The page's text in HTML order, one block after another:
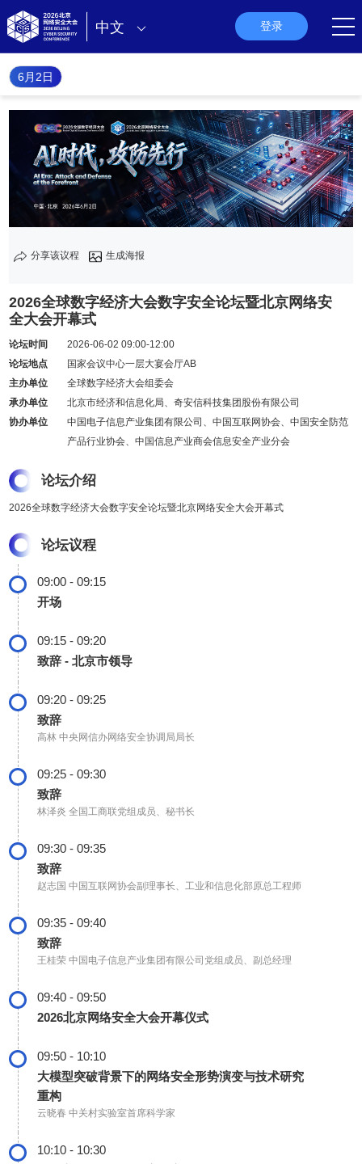
中文 登录
6月2日
分享该议程 生成海报
2026全球数字经济大会数字安全论坛暨北京网络安
全大会开幕式
论坛时间
2026-06-02 09:00-12:00
论坛地点
国家会议中心一层大宴会厅AB
主办单位
全球数字经济大会组委会
承办单位
北京市经济和信息化局、奇安信科技集团股份有限公司
协办单位
中国电子信息产业集团有限公司、中国互联网协会、中国安全防范
产品行业协会、中国信息产业商会信息安全产业分会
论坛介绍
2026全球数字经济大会数字安全论坛暨北京网络安全大会开幕式
论坛议程
09:00 - 09:15
开场
09:15 - 09:20
致辞 - 北京市领导
09:20 - 09:25
致辞
高林中央网信办网络安全协调局局长
09:25 - 09:30
致辞
林泽炎 全国工商联党组成员、秘书长
09:30 - 09:35
致辞
赵志国 中国互联网协会副理事长、工业和信息化部原总工程师
09:35 - 09:40
致辞
王桂荣中国电子信息产业集团有限公司党组成员、副总经理
09:40 - 09:50
2026北京网络安全大会开幕仪式
09:50 - 10:10
大模型突破背景下的网络安全形势演变与技术研究
重构
云晓春 中关村实验室首席科学家
10:10 - 10:30